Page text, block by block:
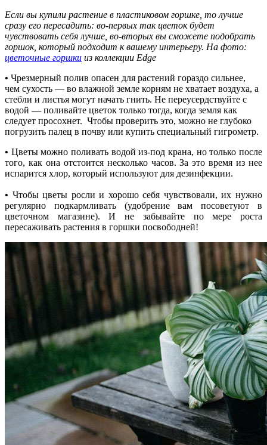
Если вы купили растение в пластиковом горшке, то лучше
сразу его пересадить: во-первых так цветок будет
чувствовать себя лучше, во-вторых вы сможете подобрать
горшок, который подходит к вашему интерьеру. На фото:
цветочные горшки из коллекции Edge
• Чрезмерный полив опасен для растений гораздо сильнее,
чем сухость — во влажной земле корням не хватает воздуха, а
стебли и листья могут начать гнить. Не переусердствуйте с
водой — поливайте цветок только тогда, когда земля как
следует просохнет. Чтобы проверить это, можно не глубоко
погрузить палец в почву или купить специальный гигрометр.
• Цветы можно поливать водой из-под крана, но только после
того, как она отстоится несколько часов. За это время из нее
испарится хлор, который используют для дезинфекции.
• Чтобы цветы росли и хорошо себя чувствовали, их нужно
регулярно подкармливать (удобрение вам посоветуют в
цветочном магазине). И не забывайте по мере роста
пересаживать растения в горшки посвободней!